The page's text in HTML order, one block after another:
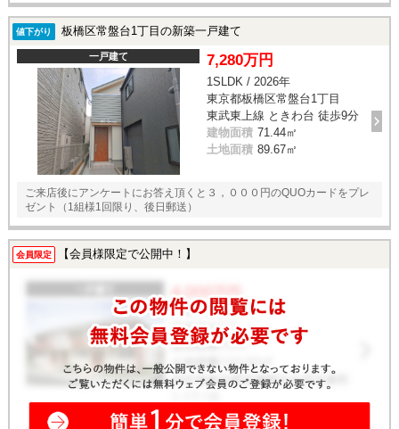
値下がり 板橋区常盤台1丁目の新築一戸建て
一戸建て 7,280万円
1SLDK / 2026年
東京都板橋区常盤台1丁目
東武東上線 ときわ台 徒歩9分
建物面積 71.44㎡
土地面積 89.67㎡
ご来店後にアンケートにお答え頂くと３，０００円のQUOカードをプレ
ゼント（1組様1回限り、後日郵送）
会員限定 【会員様限定で公開中！】